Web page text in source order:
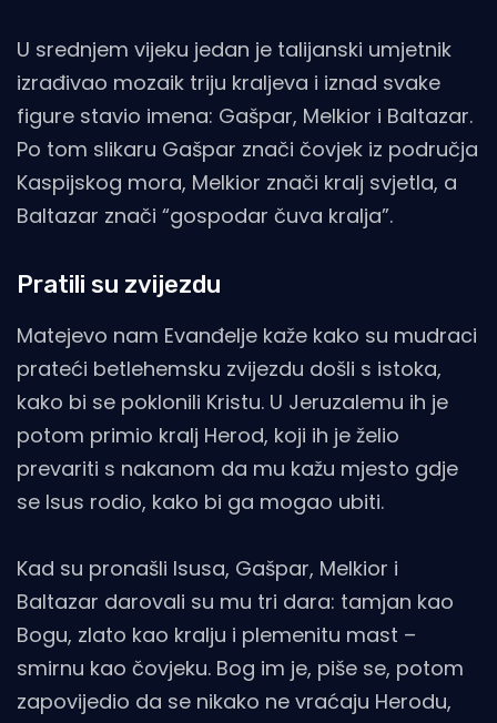
U srednjem vijeku jedan je talijanski umjetnik
izrađivao mozaik triju kraljeva i iznad svake
figure stavio imena: Gašpar, Melkior i Baltazar.
Po tom slikaru Gašpar znači čovjek iz područja
Kaspijskog mora, Melkior znači kralj svjetla, a
Baltazar znači “gospodar čuva kralja”.
Pratili su zvijezdu
Matejevo nam Evanđelje kaže kako su mudraci
prateći betlehemsku zvijezdu došli s istoka,
kako bi se poklonili Kristu. U Jeruzalemu ih je
potom primio kralj Herod, koji ih je želio
prevariti s nakanom da mu kažu mjesto gdje
se Isus rodio, kako bi ga mogao ubiti.
Kad su pronašli Isusa, Gašpar, Melkior i
Baltazar darovali su mu tri dara: tamjan kao
Bogu, zlato kao kralju i plemenitu mast –
smirnu kao čovjeku. Bog im je, piše se, potom
zapovijedio da se nikako ne vraćaju Herodu,